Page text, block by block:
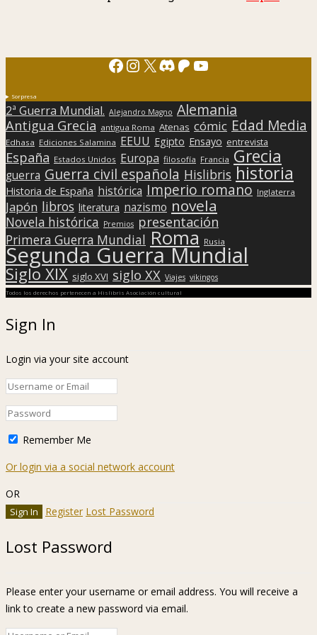
Facebook
Instagram
X Discord
Patreon
YouTube
Sorpresa
2ª Guerra Mundial. Alejandro Magno Alemania
Antigua Grecia antigua Roma Atenas cómic Edad Media
Edhasa Ediciones Salamina EEUU Egipto Ensayo entrevista
España Estados Unidos Europa filosofía Francia Grecia
guerra Guerra civil española Hislibris historia
Historia de España histórica Imperio romano Inglaterra
Japón libros literatura nazismo novela
Novela histórica Premios presentación
Primera Guerra Mundial Roma Rusia
Segunda Guerra Mundial
Siglo XIX siglo XVI siglo XX Viajes vikingos
Todos los derechos pertenecen a Hislibris Asociación cultural
Sign In
Login via your site account
Remember Me
Or login via a social network account
OR
Register Lost Password
Lost Password
Please enter your username or email address. You will receive a
link to create a new password via email.